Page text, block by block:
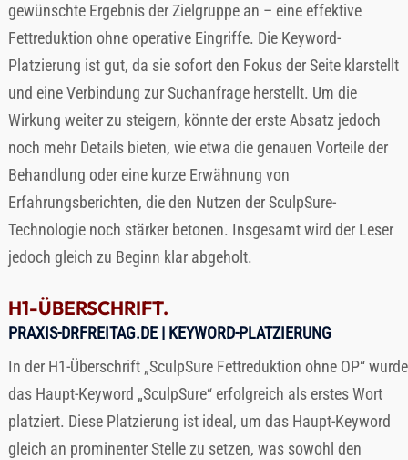
gewünschte Ergebnis der Zielgruppe an – eine effektive
Fettreduktion ohne operative Eingriffe. Die Keyword-
Platzierung ist gut, da sie sofort den Fokus der Seite klarstellt
und eine Verbindung zur Suchanfrage herstellt. Um die
Wirkung weiter zu steigern, könnte der erste Absatz jedoch
noch mehr Details bieten, wie etwa die genauen Vorteile der
Behandlung oder eine kurze Erwähnung von
Erfahrungsberichten, die den Nutzen der SculpSure-
Technologie noch stärker betonen. Insgesamt wird der Leser
jedoch gleich zu Beginn klar abgeholt.
H1-ÜBERSCHRIFT.
PRAXIS-DRFREITAG.DE| KEYWORD-PLATZIERUNG
In der H1-Überschrift „SculpSure Fettreduktion ohne OP“ wurde
das Haupt-Keyword „SculpSure“ erfolgreich als erstes Wort
platziert. Diese Platzierung ist ideal, um das Haupt-Keyword
gleich an prominenter Stelle zu setzen, was sowohl den